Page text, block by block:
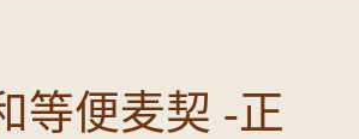
等便麦契 -正